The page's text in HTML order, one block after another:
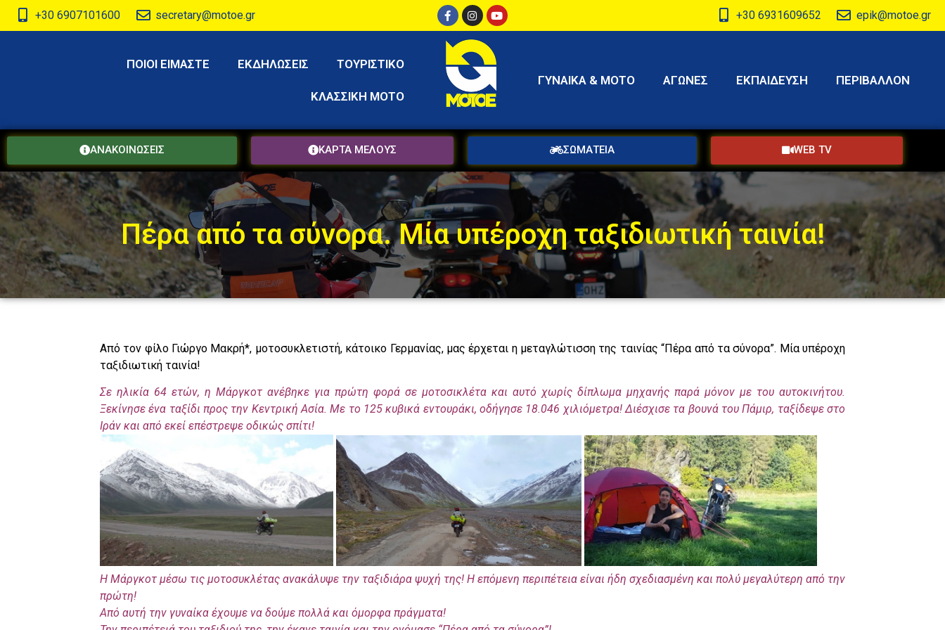
+30 6907101600 secretary@motoe.gr +30 6931609652 epik@motoe.gr
ΠΟΙΟΙ ΕΙΜΑΣΤΕ ΕΚΔΗΛΩΣΕΙΣ ΤΟΥΡΙΣΤΙΚΟ
ΚΛΑΣΣΙΚΗ ΜΟΤΟ
ΓΥΝΑΙΚΑ & ΜΟΤΟ ΑΓΩΝΕΣ ΕΚΠΑΙΔΕΥΣΗ ΠΕΡΙΒΑΛΛΟΝ
ΑΝΑΚΟΙΝΩΣΕΙΣ ΚΑΡΤΑ ΜΕΛΟΥΣ ΣΩΜΑΤΕΙΑ WEB TV
Πέρα από τα σύνορα. Μία υπέροχη ταξιδιωτική ταινία!
Από τον φίλο Γιώργο Μακρή*, μοτοσυκλετιστή, κάτοικο Γερμανίας, μας έρχεται η μεταγλώτισση της ταινίας “Πέρα από τα σύνορα”. Μία υπέροχη
ταξιδιωτική ταινία!
Σε ηλικία 64 ετών, η Μάργκοτ ανέβηκε για πρώτη φορά σε μοτοσικλέτα και αυτό χωρίς δίπλωμα μηχανής παρά μόνον με του αυτοκινήτου.
Ξεκίνησε ένα ταξίδι προς την Κεντρική Ασία. Με το 125 κυβικά εντουράκι, οδήγησε 18.046 χιλιόμετρα! Διέσχισε τα βουνά του Πάμιρ, ταξίδεψε στο
Ιράν και από εκεί επέστρεψε οδικώς σπίτι!
Η Μάργκοτ μέσω τις μοτοσυκλέτας ανακάλυψε την ταξιδιάρα ψυχή της! Η επόμενη περιπέτεια είναι ήδη σχεδιασμένη και πολύ μεγαλύτερη από την
πρώτη!
Από αυτή την γυναίκα έχουμε να δούμε πολλά και όμορφα πράγματα!